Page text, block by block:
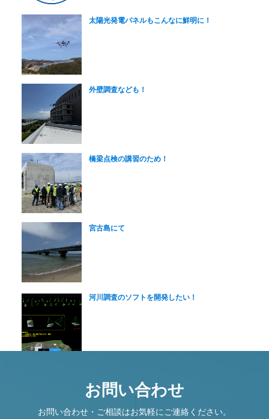
太陽光発電パネルもこんなに鮮明に！
外壁調査なども！
橋梁点検の講習のため！
宮古島にて
河川調査のソフトを開発したい！
お問い合わせ
お問い合わせ・ご相談はお気軽にご連絡ください。